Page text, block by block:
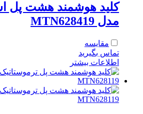
مدل MTN628419
مقایسه
تماس بگیرید
اطلاعات بیشتر